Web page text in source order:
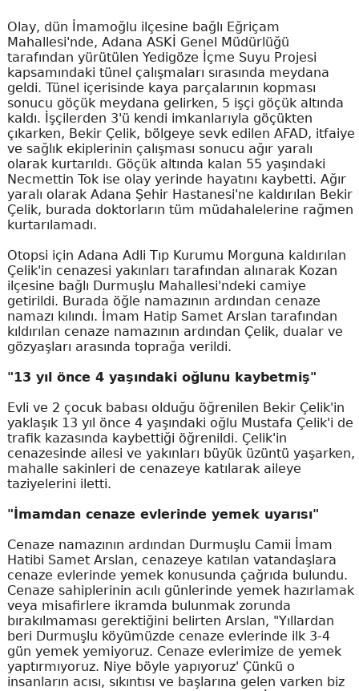
Olay, dün İmamoğlu ilçesine bağlı Eğriçam
Mahallesi'nde, Adana ASKİ Genel Müdürlüğü
tarafından yürütülen Yedigöze İçme Suyu Projesi
kapsamındaki tünel çalışmaları sırasında meydana
geldi. Tünel içerisinde kaya parçalarının kopması
sonucu göçük meydana gelirken, 5 işçi göçük altında
kaldı. İşçilerden 3'ü kendi imkanlarıyla göçükten
çıkarken, Bekir Çelik, bölgeye sevk edilen AFAD, itfaiye
ve sağlık ekiplerinin çalışması sonucu ağır yaralı
olarak kurtarıldı. Göçük altında kalan 55 yaşındaki
Necmettin Tok ise olay yerinde hayatını kaybetti. Ağır
yaralı olarak Adana Şehir Hastanesi'ne kaldırılan Bekir
Çelik, burada doktorların tüm müdahalelerine rağmen
kurtarılamadı.
Otopsi için Adana Adli Tıp Kurumu Morguna kaldırılan
Çelik'in cenazesi yakınları tarafından alınarak Kozan
ilçesine bağlı Durmuşlu Mahallesi'ndeki camiye
getirildi. Burada öğle namazının ardından cenaze
namazı kılındı. İmam Hatip Samet Arslan tarafından
kıldırılan cenaze namazının ardından Çelik, dualar ve
gözyaşları arasında toprağa verildi.
"13 yıl önce 4 yaşındaki oğlunu kaybetmiş"
Evli ve 2 çocuk babası olduğu öğrenilen Bekir Çelik'in
yaklaşık 13 yıl önce 4 yaşındaki oğlu Mustafa Çelik'i de
trafik kazasında kaybettiği öğrenildi. Çelik'in
cenazesinde ailesi ve yakınları büyük üzüntü yaşarken,
mahalle sakinleri de cenazeye katılarak aileye
taziyelerini iletti.
"İmamdan cenaze evlerinde yemek uyarısı"
Cenaze namazının ardından Durmuşlu Camii İmam
Hatibi Samet Arslan, cenazeye katılan vatandaşlara
cenaze evlerinde yemek konusunda çağrıda bulundu.
Cenaze sahiplerinin acılı günlerinde yemek hazırlamak
veya misafirlere ikramda bulunmak zorunda
bırakılmaması gerektiğini belirten Arslan, "Yıllardan
beri Durmuşlu köyümüzde cenaze evlerinde ilk 3-4
gün yemek yemiyoruz. Cenaze evlerimize de yemek
yaptırmıyoruz. Niye böyle yapıyoruz' Çünkü o
insanların acısı, sıkıntısı ve başlarına gelen varken biz